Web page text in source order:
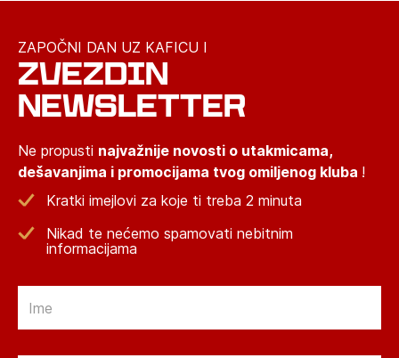
ZAPOČNI DAN UZ KAFICU I
ZVEZDIN
NEWSLETTER
Ne propusti najvažnije novosti o utakmicama,
dešavanjima i promocijama tvog omiljenog kluba !
Kratki imejlovi za koje ti treba 2 minuta
Nikad te nećemo spamovati nebitnim
informacijama